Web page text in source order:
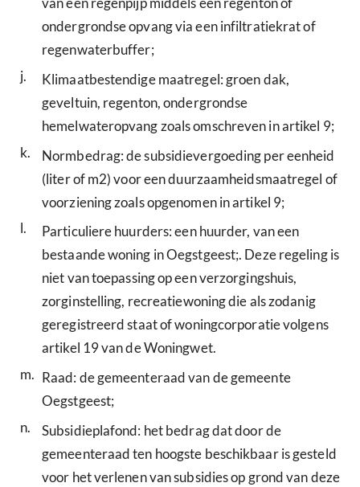
ondergrondse opvang via een infiltratiekrat of
regenwaterbuffer;
j.
Klimaatbestendige maatregel: groen dak,
geveltuin, regenton, ondergrondse
hemelwateropvang zoals omschreven in artikel 9;
k.
Normbedrag: de subsidievergoeding per eenheid
(liter of m2) voor een duurzaamheidsmaatregel of
voorziening zoals opgenomen in artikel 9;
l.
Particuliere huurders: een huurder, van een
bestaande woning in Oegstgeest;. Deze regeling is
niet van toepassing op een verzorgingshuis,
zorginstelling, recreatiewoning die als zodanig
geregistreerd staat of woningcorporatie volgens
artikel 19 van de Woningwet.
m. Raad: de gemeenteraad van de gemeente
Oegstgeest;
n.
Subsidieplafond: het bedrag dat door de
gemeenteraad ten hoogste beschikbaar is gesteld
voor het verlenen van subsidies op grond van deze